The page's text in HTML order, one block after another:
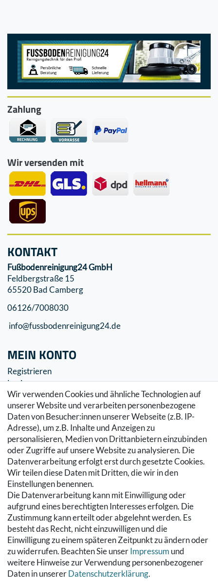
Zahlung
Wir versenden mit
Wir verwenden Cookies und ähnliche Technologien auf
unserer Website und verarbeiten personenbezogene
Daten von Besucher:innen unserer Webseite (z.B. IP-
Adresse), um z.B. Inhalte und Anzeigen zu
personalisieren, Medien von Drittanbietern einzubinden
oder Zugriffe auf unsere Website zu analysieren. Die
Datenverarbeitung erfolgt erst durch gesetzte Cookies.
Wir teilen diese Daten mit Dritten, die wir in den
Einstellungen benennen.
Die Datenverarbeitung kann mit Einwilligung oder
aufgrund eines berechtigten Interesses erfolgen. Die
Zustimmung kann erteilt oder abgelehnt werden. Es
besteht das Recht, nicht einzuwilligen und die
Einwilligung zu einem späteren Zeitpunkt zu ändern oder
zu widerrufen. Beachten Sie unserImpressum und
weitere Hinweise zur Verwendung personenbezogener
Daten in unsererDaten­schutz­erklärung.
KONTAKT
Fußbodenreinigung24 GmbH
Feldbergstraße 15
65520 Bad Camberg
06126/7008030
info@fussbodenreinigung24.de
MEIN KONTO
Registrieren
Login
SERVICE
Zahlung & Versand
Warenkorb
Zur Kasse
Hilfe
RECHTLICHES
Kontakt
Datenschutzerklärung
AGB
Impressum
Hinweise zur Batterieentsorgung
Widerrufs­recht